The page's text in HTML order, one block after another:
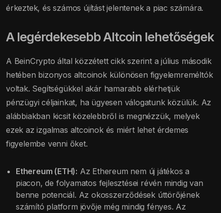
érkeztek, és számos újítást jelentenek a piac számára.
A legérdekesebb Altcoin lehetőségek
A BeinCrypto által közzétett cikk szerint a július második
hetében bizonyos altcoinok különösen figyelemreméltók
voltak. Segítségükkel akár hamarabb elérhetjük
pénzügyi céljainkat, ha ügyesen válogatunk közülük. Az
alábbiakban kicsit közelebbről is megnézzük, melyek
ezek az izgalmas altcoinok és miért lehet érdemes
figyelembe venni őket.
Ethereum (ETH): Az Ethereum nem új játékos a
piacon, de folyamatos fejlesztései révén mindig van
benne potenciál. Az okosszerződések úttörőjének
számító platform jövője még mindig fényes. Az